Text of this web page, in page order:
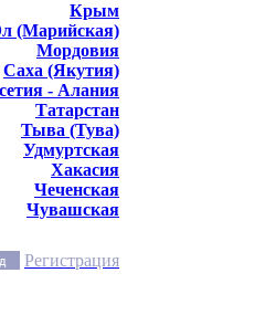
Крым
(Марийская)
Мордовия
Саха (Якутия)
- Алания
Татарстан
Тыва (Тува)
Удмуртская
Хакасия
Чеченская
Чувашская
Регистрация